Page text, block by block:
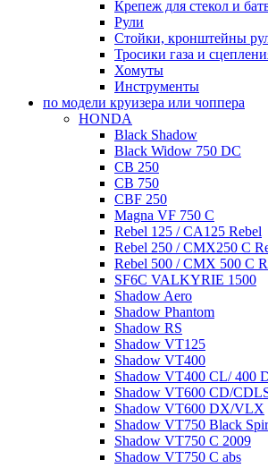
Крепеж для стекол и
Рули
Стойки, кронштейны
Тросики газа и
Хомуты
Инструменты
по модели круизера или чоппера
HONDA
Black Shadow
Black Widow 750 DC
CB 250
CB 750
CBF 250
Magna VF 750 C
Rebel 125 / CA125 Rebel
Rebel 250 / CMX250 C
Rebel 500 / CMX 500 C
SF6C VALKYRIE 1500
Shadow Aero
Shadow Phantom
Shadow RS
Shadow VT125
Shadow VT400
Shadow VT400 CL/ 400
Shadow VT600 CD/
Shadow VT600 DX/VLX
Shadow VT750 Black
Shadow VT750 C 2009
Shadow VT750 C abs